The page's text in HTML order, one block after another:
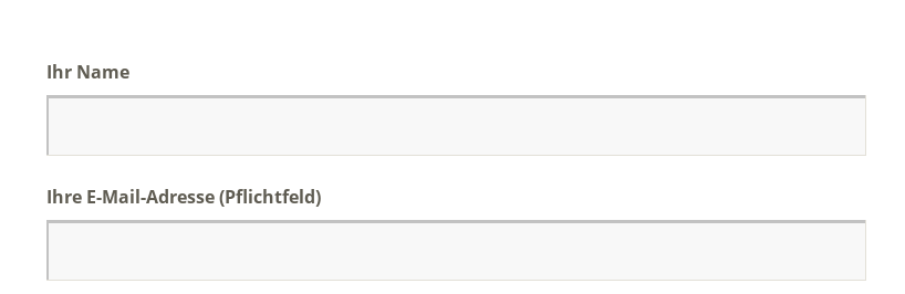
Ihr Name
Ihre E-Mail-Adresse (Pflichtfeld)